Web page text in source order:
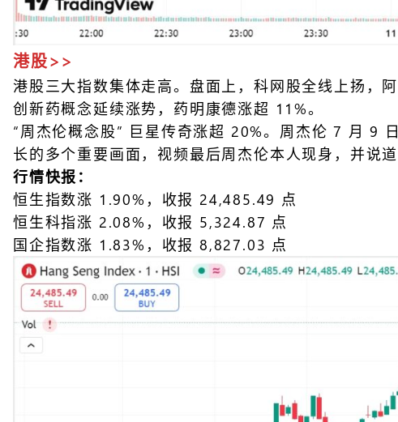
港股>>
港股三大指数集体走高。盘面上，科网股全线上扬，
创新药概念延续涨势，药明康德涨超 11%。
“周杰伦概念股” 巨星传奇涨超 20%。周杰伦 7 月 9
长的多个重要画面，视频最后周杰伦本人现身，并说
行情快报：
恒生指数涨 1.90%，收报 24,485.49 点
恒生科指涨 2.08%，收报 5,324.87 点
国企指数涨 1.83%，收报 8,827.03 点